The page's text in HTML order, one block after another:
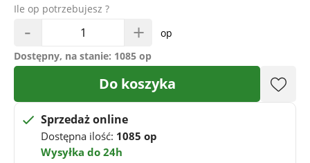
Ile op potrzebujesz ?
- +
op
Dostępny, na stanie: 1085 op
Do koszyka
Sprzedaż online
Dostępna ilość: 1085 op
Wysyłka do 24h